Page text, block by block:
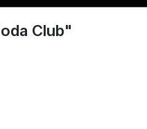
Club"